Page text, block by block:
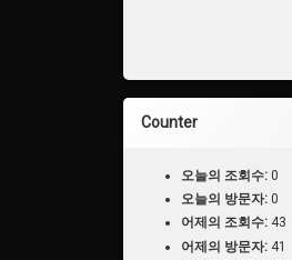
Counter
오늘의 조회수: 0
오늘의 방문자: 0
어제의 조회수: 43
어제의 방문자: 41